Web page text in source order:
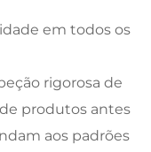
em todos os
rigorosa de
produtos antes
aos padrões